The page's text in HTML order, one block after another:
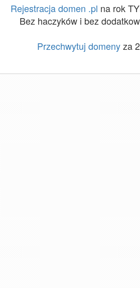
Rejestracja domen .pl na rok
Bez haczyków i bez
Przechwytuj domenyza